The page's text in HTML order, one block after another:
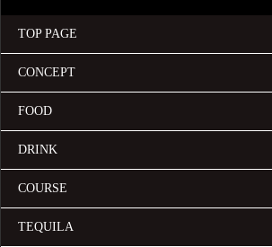
TOP PAGE
CONCEPT
FOOD
DRINK
COURSE
TEQUILA